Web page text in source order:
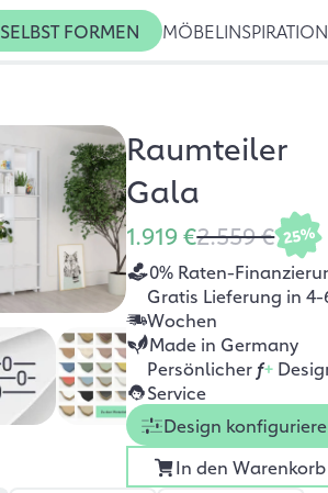
SELBST FORMEN MÖBEL INSPIRATION
Raumteiler
Gala
1.919 €2.559 € 25%
0% Raten-
Gratis Lieferung in 4-
Wochen
Made in Germany
Persönlicher f+
Service
Design
In den Warenkorb